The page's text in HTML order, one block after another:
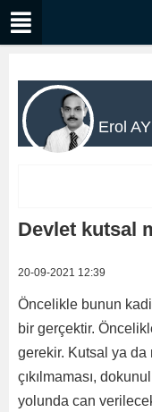
Erol
Devlet kutsal
20-09-2021 12:39
Öncelikle bunun
bir gerçektir.
gerekir. Kutsal ya da
çıkılmaması,
yolunda can